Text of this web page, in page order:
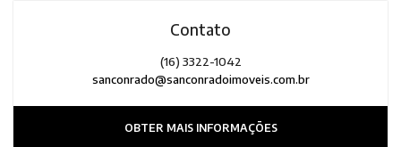
Contato
(16) 3322-1042
sanconrado@sanconradoimoveis.com.br
OBTER MAIS INFORMAÇÕES